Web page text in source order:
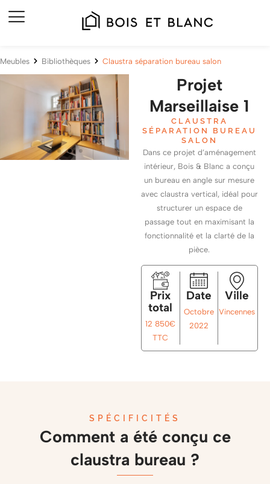
Meubles Bibliothèques Claustra séparation bureau salon
Projet
Marseillaise 1
CLAUSTRA
SÉPARATION BUREAU
SALON
Dans ce projet d’aménagement
intérieur, Bois & Blanc a conçu
un bureau en angle sur mesure
avec claustra vertical, idéal pour
structurer un espace de
passage tout en maximisant la
fonctionnalité et la clarté de la
pièce.
Prix
total
12 850€
TTC
Date
Octobre
2022
Ville
Vincennes
SPÉCIFICITÉS
Comment a été conçu ce
claustra bureau ?